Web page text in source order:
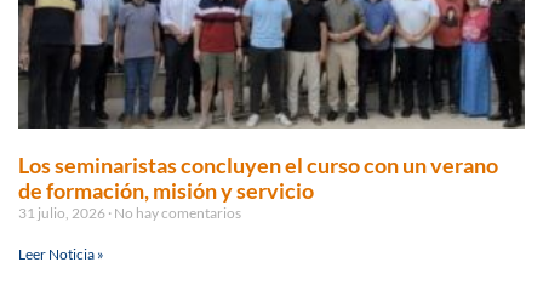
Los seminaristas concluyen el curso con un verano
de formación, misión y servicio
31 julio, 2026 No hay comentarios
Leer Noticia »